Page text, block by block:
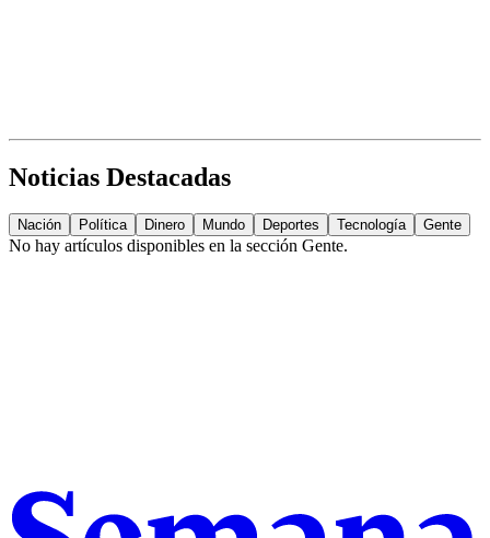
Noticias Destacadas
Nación Política Dinero Mundo Deportes Tecnología Gente
No hay artículos disponibles en la sección Gente.